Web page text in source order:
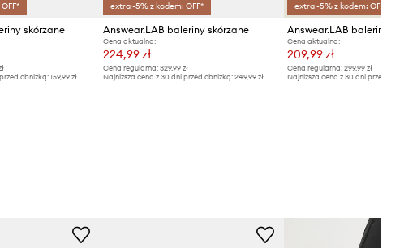
skórzane
obniżką: 159,99 zł
extra -5% z kodem: OFF*
Answear.LAB baleriny skórzane
Cena aktualna:
224,99 zł
Cena regularna:329,99 zł
Najniższa cena z 30 dni przed obniżką:249,99 zł
extra -5% z kodem: OFF*
Answear.LAB baleriny
Cena aktualna:
209,99 zł
Cena regularna: 299,99 zł
Najniższa cena z 30 dni przed obniżką: